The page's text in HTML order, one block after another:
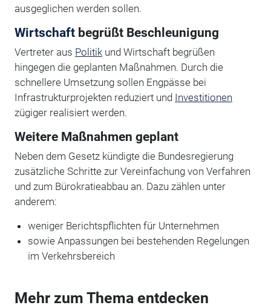
ausgeglichen werden sollen.
Wirtschaftbegrüßt Beschleunigung
Vertreter aus Politikund Wirtschaft begrüßen
hingegen die geplanten Maßnahmen. Durch die
schnellere Umsetzung sollen Engpässe bei
Infrastrukturprojekten reduziert und Investitionen
zügiger realisiert werden.
Weitere Maßnahmen geplant
Neben dem Gesetz kündigte die Bundesregierung
zusätzliche Schritte zur Vereinfachung von Verfahren
und zum Bürokratieabbau an. Dazu zählen unter
anderem:
weniger Berichtspflichten für Unternehmen
sowie Anpassungen bei bestehenden Regelungen
im Verkehrsbereich
Mehr zum Thema entdecken